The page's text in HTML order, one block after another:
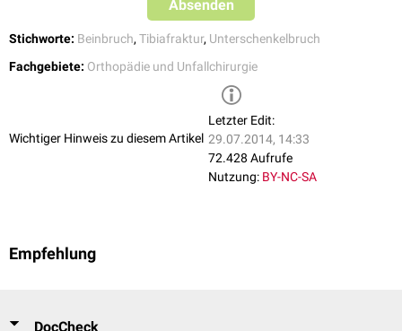
Absenden
Stichworte: Beinbruch, Tibiafraktur, Unterschenkelbruch
Fachgebiete: Orthopädie und Unfallchirurgie
Wichtiger Hinweis zu diesem Artikel
Letzter Edit:
29.07.2014, 14:33
72.428 Aufrufe
Nutzung: BY-NC-SA
Empfehlung
DocCheck